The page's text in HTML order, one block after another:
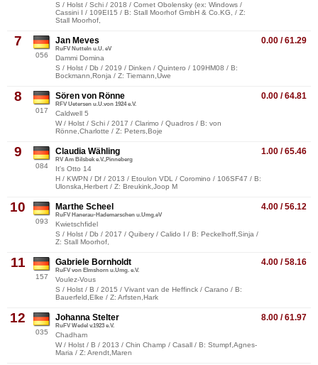
S / Holst / Schi / 2018 / Cornet Obolensky (ex: Windows /
Cassini I / 109EI15 / B: Stall Moorhof GmbH & Co.KG, / Z:
Stall Moorhof,
7
056
0.00 / 61.29
Jan Meves
RuFV Nutteln u.U. eV
Dammi Domina
S / Holst / Db / 2019 / Dinken / Quintero / 109HM08 / B:
Bockmann,Ronja / Z: Tiemann,Uwe
8
017
0.00 / 64.81
Sören von Rönne
RFV Uetersen u.U.von 1924 e.V.
Caldwell 5
W / Holst / Schi / 2017 / Clarimo / Quadros / B: von
Rönne,Charlotte / Z: Peters,Boje
9
084
1.00 / 65.46
Claudia Wähling
RV Am Bilsbek e.V.,Pinneberg
It's Otto 14
H / KWPN / Df / 2013 / Etoulon VDL / Coromino / 106SF47 / B:
Ulonska,Herbert / Z: Breukink,Joop M
10
093
4.00 / 56.12
Marthe Scheel
RuFV Hanerau-Hademarschen u.Umg.eV
Kwietschfidel
S / Holst / Db / 2017 / Quibery / Calido I / B: Peckelhoff,Sinja /
Z: Stall Moorhof,
11
157
4.00 / 58.16
Gabriele Bornholdt
RuFV von Elmshorn u.Umg. e.V.
Voulez-Vous
S / Holst / B / 2015 / Vivant van de Heffinck / Carano / B:
Bauerfeld,Elke / Z: Arfsten,Hark
12
035
8.00 / 61.97
Johanna Stelter
RuFV Wedel v.1923 e.V.
Chadham
W / Holst / B / 2013 / Chin Champ / Casall / B: Stumpf,Agnes-
Maria / Z: Arendt,Maren